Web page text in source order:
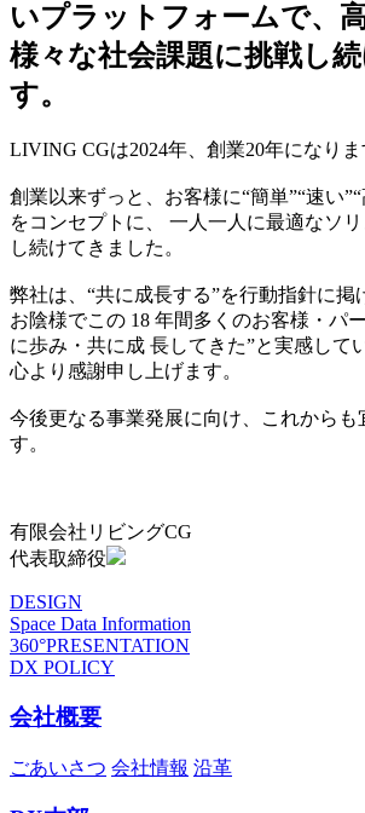
いプラットフォームで、
様々な社会課題に挑戦し
す。
LIVING CGは2024年、創業20年になりま
創業以来ずっと、お客様に“簡単”“速い
をコンセプトに、 一人一人に最適なソ
し続けてきました。
弊社は、“共に成長する”を行動指針に掲
お陰様でこの 18 年間多くのお客様・パ
に歩み・共に成 長してきた”と実感して
心より感謝申し上げます。
今後更なる事業発展に向け、これからも
す。
有限会社リビングCG
代表取締役
DESIGN
Space Data Information
360°PRESENTATION
DX POLICY
会社概要
ごあいさつ 会社情報 沿革